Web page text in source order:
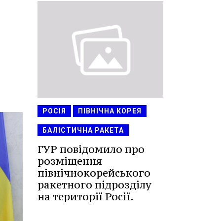
РОСІЯ ПІВНІЧНА КОРЕЯ
БАЛІСТИЧНА РАКЕТА
ГУР повідомило про
розміщення
північнокорейського
ракетного підрозділу
на території Росії.